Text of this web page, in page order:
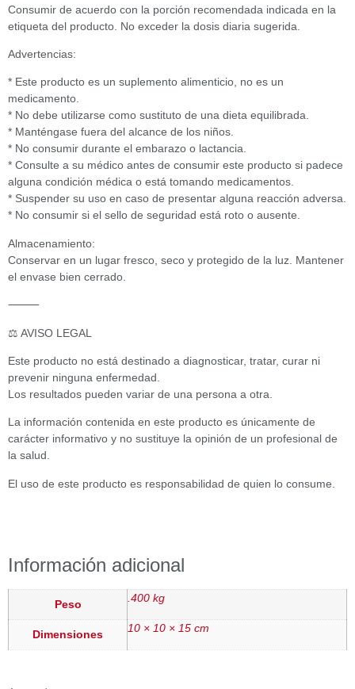
Consumir de acuerdo con la porción recomendada indicada en la
etiqueta del producto. No exceder la dosis diaria sugerida.
Advertencias:
* Este producto es un suplemento alimenticio, no es un
medicamento.
* No debe utilizarse como sustituto de una dieta equilibrada.
* Manténgase fuera del alcance de los niños.
* No consumir durante el embarazo o lactancia.
* Consulte a su médico antes de consumir este producto si padece
alguna condición médica o está tomando medicamentos.
* Suspender su uso en caso de presentar alguna reacción adversa.
* No consumir si el sello de seguridad está roto o ausente.
Almacenamiento:
Conservar en un lugar fresco, seco y protegido de la luz. Mantener
el envase bien cerrado.
⸻
⚖️ AVISO LEGAL
Este producto no está destinado a diagnosticar, tratar, curar ni
prevenir ninguna enfermedad.
Los resultados pueden variar de una persona a otra.
La información contenida en este producto es únicamente de
carácter informativo y no sustituye la opinión de un profesional de
la salud.
El uso de este producto es responsabilidad de quien lo consume.
Información adicional
Peso .400 kg
Dimensiones 10 × 10 × 15 cm